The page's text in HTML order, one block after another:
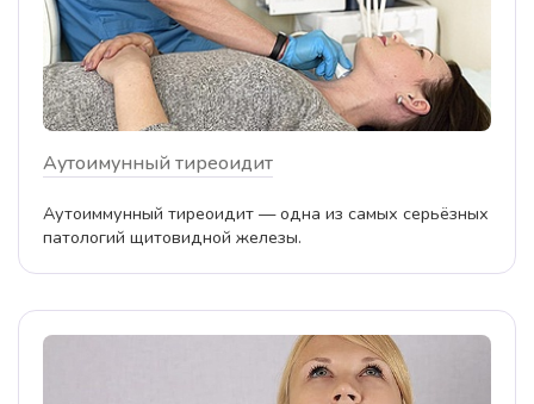
Аутоимунный тиреоидит
Аутоиммунный тиреоидит — одна из самых серьёзных
патологий щитовидной железы.